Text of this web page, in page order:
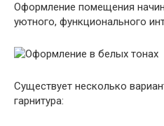
Оформление помещения
уютного, функционального
Существует несколько
гарнитура: